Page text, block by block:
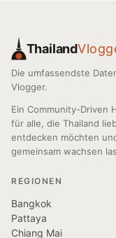
Thailand
Die umfassendste
Vlogger.
Ein Community-Driven
für alle, die Thailand
entdecken möchten
gemeinsam wachsen
REGIONEN
Bangkok
Pattaya
Chiang Mai